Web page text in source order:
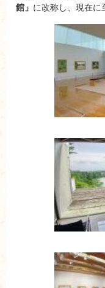
館」 に改称し、現在に